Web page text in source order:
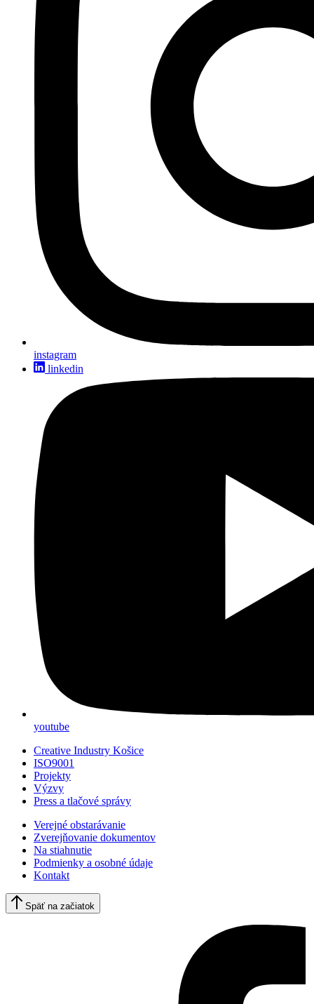
instagram
linkedin
youtube
Creative Industry Košice
ISO9001
Projekty
Výzvy
Press a tlačové správy
Verejné obstarávanie
Zverejňovanie dokumentov
Na stiahnutie
Podmienky a osobné údaje
Kontakt
Späť na začiatok